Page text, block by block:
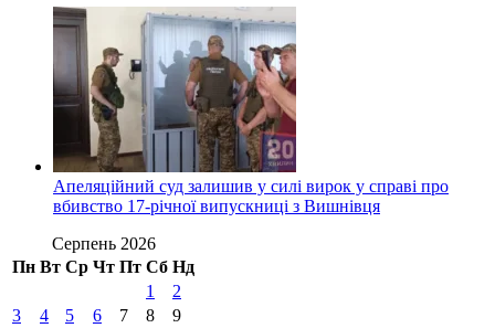
Апеляційний суд залишив у силі вирок у справі про
вбивство 17-річної випускниці з Вишнівця
Серпень 2026
Пн Вт Ср Чт Пт Сб Нд
1
2
3
4 5 6 7 8
9